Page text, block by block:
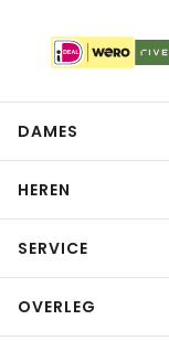
DAMES
HEREN
SERVICE
OVERLEG